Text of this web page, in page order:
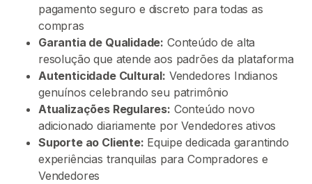
pagamento seguro e discreto para todas as
compras
Garantia de Qualidade: Conteúdo de alta
resolução que atende aos padrões da plataforma
Autenticidade Cultural: Vendedores Indianos
genuínos celebrando seu patrimônio
Atualizações Regulares: Conteúdo novo
adicionado diariamente por Vendedores ativos
Suporte ao Cliente: Equipe dedicada garantindo
experiências tranquilas para Compradores e
Vendedores
N
F